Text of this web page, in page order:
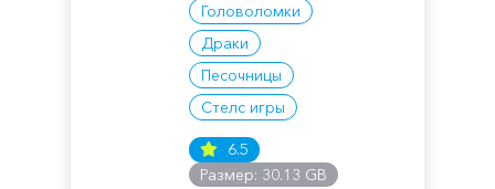
Головоломки
Драки
Песочницы
Стелс игры
6.5
Размер: 30.13 GB